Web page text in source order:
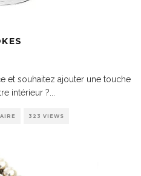
et souhaitez ajouter une touche
intérieur ?
323 VIEWS